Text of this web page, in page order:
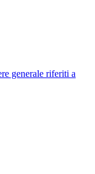
generale riferiti a